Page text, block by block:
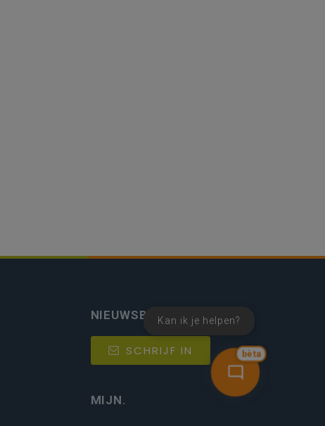
bèta
Kan ik je helpen?
NIEUWSBRIEF
SCHRIJF IN
MIJN.